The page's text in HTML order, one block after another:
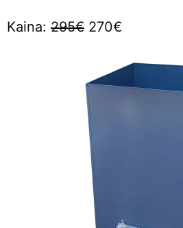
Kaina: 295€ 270€